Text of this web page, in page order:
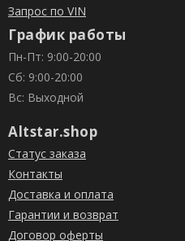
Запрос по VIN
График работы
Пн-Пт: 9:00-20:00
Сб: 9:00-20:00
Вс: Выходной
Altstar.shop
Статус заказа
Контакты
Доставка и оплата
Гарантии и возврат
Договор оферты